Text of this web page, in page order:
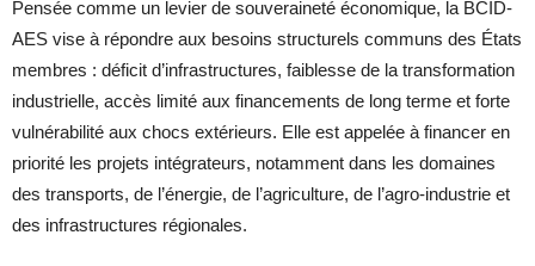
Pensée comme un levier de souveraineté économique, la BCID-
AES vise à répondre aux besoins structurels communs des États
membres : déficit d’infrastructures, faiblesse de la transformation
industrielle, accès limité aux financements de long terme et forte
vulnérabilité aux chocs extérieurs. Elle est appelée à financer en
priorité les projets intégrateurs, notamment dans les domaines
des transports, de l’énergie, de l’agriculture, de l’agro-industrie et
des infrastructures régionales.